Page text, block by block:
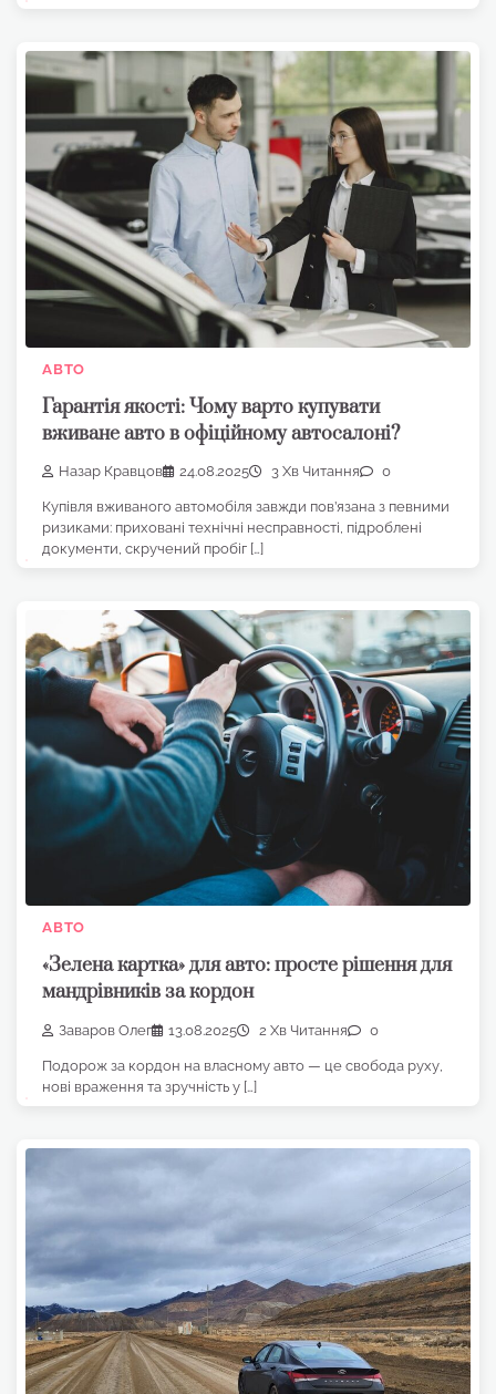
АВТО
Гарантія якості: Чому варто купувати
вживане авто в офіційному автосалоні?
Назар Кравцов 24.08.2025 3 Хв Читання 0
Купівля вживаного автомобіля завжди пов’язана з певними
ризиками: приховані технічні несправності, підроблені
документи, скручений пробіг […]
АВТО
«Зелена картка» для авто: просте рішення для
мандрівників за кордон
Заваров Олег 13.08.2025 2 Хв Читання 0
Подорож за кордон на власному авто — це свобода руху,
нові враження та зручність у […]